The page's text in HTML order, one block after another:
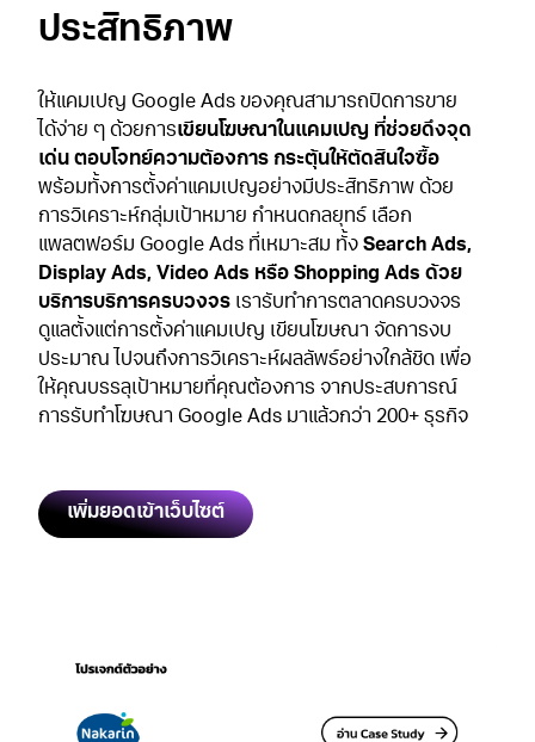
ประสิทธิภาพ
ให้แคมเปญ Google Ads ของคุณสามารถปิดการขาย
ได้ง่าย ๆ ด้วยการเขียนโฆษณาในแคมเปญ ที่ช่วยดึงจุด
เด่น ตอบโจทย์ความต้องการ กระตุ้นให้ตัดสินใจซื้อ
พร้อมทั้งการตั้งค่าแคมเปญอย่างมีประสิทธิภาพ ด้วย
การวิเคราะห์กลุ่มเป้าหมาย กำหนดกลยุทธ์ เลือก
แพลตฟอร์ม Google Ads ที่เหมาะสม ทั้ง Search Ads,
Display Ads, Video Ads หรือ Shopping Ads ด้วย
บริการบริการครบวงจร เรารับทําการตลาดครบวงจร
ดูแลตั้งแต่การตั้งค่าแคมเปญ เขียนโฆษณา จัดการงบ
ประมาณ ไปจนถึงการวิเคราะห์ผลลัพธ์อย่างใกล้ชิด เพื่อ
ให้คุณบรรลุเป้าหมายที่คุณต้องการ จากประสบการณ์
การรับทําโฆษณา Google Ads มาแล้วกว่า 200+ ธุรกิจ
เพิ่มยอดเข้าเว็บไซต์